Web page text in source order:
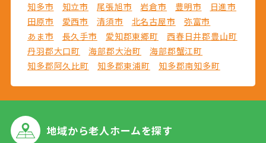
知多市
知立市 尾張旭市 岩倉市 豊明市
日進市
田原市
愛西市 清須市 北名古屋市
弥富市
あま市
長久手市 愛知郡東郷町
西春日井郡豊山町
丹羽郡大口町
海部郡大治町
海部郡蟹江町
知多郡阿久比町
知多郡東浦町 知多郡南知多町
地域から老人ホームを探す